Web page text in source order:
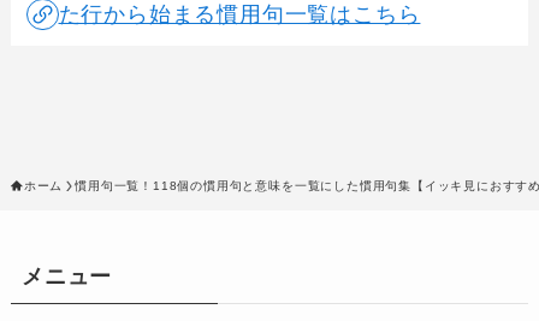
た行から始まる慣用句一覧はこちら
ホーム 慣用句一覧！118個の慣用句と意味を一覧にした慣用句集【イッキ見におすす
メニュー